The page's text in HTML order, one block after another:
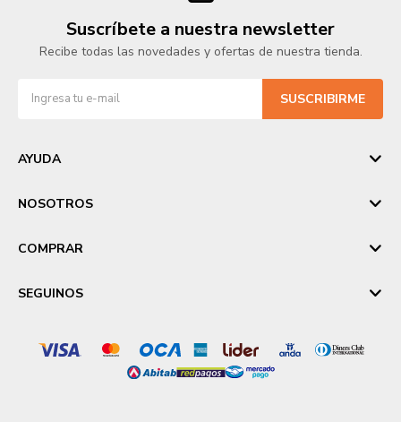
Suscríbete a nuestra newsletter
Recibe todas las novedades y ofertas de nuestra tienda.
SUSCRIBIRME
AYUDA
NOSOTROS
COMPRAR
SEGUINOS